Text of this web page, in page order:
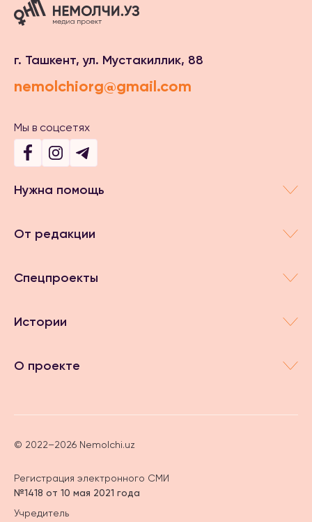
г. Ташкент, ул. Мустакиллик, 88
nemolchiorg@gmail.com
Мы в соцсетях
Нужна помощь
От редакции
Спецпроекты
Истории
О проекте
© 2022–2026 Nemolchi.uz
Регистрация электронного СМИ
№1418 от 10 мая 2021 года
Учредитель